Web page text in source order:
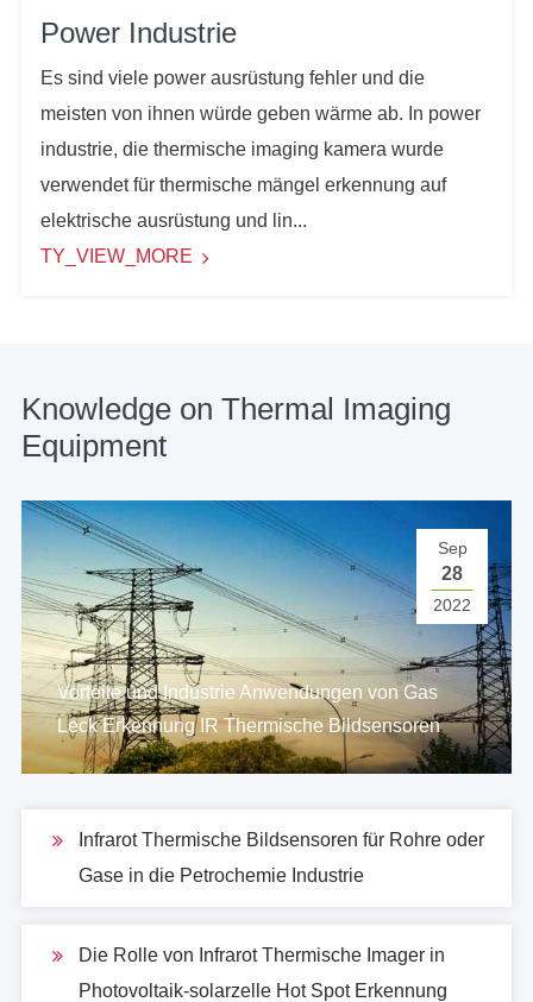
Power Industrie
Es sind viele power ausrüstung fehler und die
meisten von ihnen würde geben wärme ab. In power
industrie, die thermische imaging kamera wurde
verwendet für thermische mängel erkennung auf
elektrische ausrüstung und lin...
TY_VIEW_MORE
Knowledge on Thermal Imaging
Equipment
Sep
28
2022
Vorteile und Industrie Anwendungen von Gas
Leck Erkennung IR Thermische Bildsensoren
Infrarot Thermische Bildsensoren für Rohre oder
Gase in die Petrochemie Industrie
Die Rolle von Infrarot Thermische Imager in
Photovoltaik-solarzelle Hot Spot Erkennung